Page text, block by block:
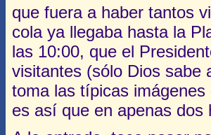
que fuera a haber tantos
cola ya llegaba hasta la
las 10:00, que el
visitantes (sólo Dios sabe
toma las típicas
es así que en apenas